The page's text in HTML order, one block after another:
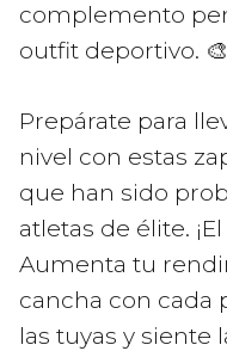
complemento
outfit deportivo. 🎨
Prepárate para
nivel con estas
que han sido
atletas de élite.
Aumenta tu
cancha con cada
las tuyas y siente